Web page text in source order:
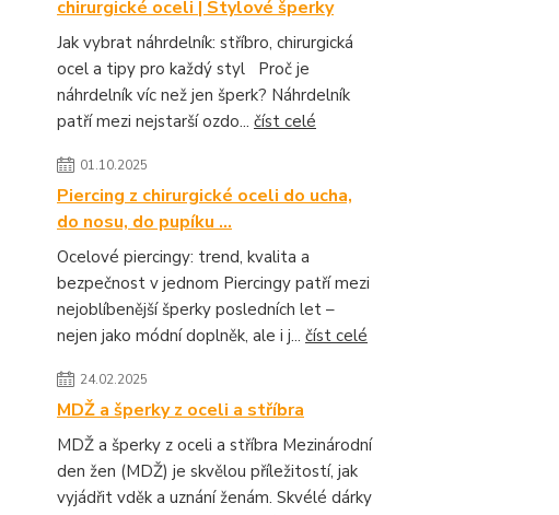
chirurgické oceli | Stylové šperky
Jak vybrat náhrdelník: stříbro, chirurgická
ocel a tipy pro každý styl Proč je
náhrdelník víc než jen šperk? Náhrdelník
patří mezi nejstarší ozdo... číst celé
01.10.2025
Piercing z chirurgické oceli do ucha,
do nosu, do pupíku ...
Ocelové piercingy: trend, kvalita a
bezpečnost v jednom Piercingy patří mezi
nejoblíbenější šperky posledních let –
nejen jako módní doplněk, ale i j... číst celé
24.02.2025
MDŽ a šperky z oceli a stříbra
MDŽ a šperky z oceli a stříbra Mezinárodní
den žen (MDŽ) je skvělou příležitostí, jak
vyjádřit vděk a uznání ženám. Skvélé dárky